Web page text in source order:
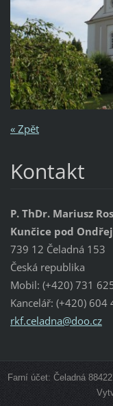
« Zpět
Kontakt
P. ThDr. Mariusz
Kunčice pod
739 12 Čeladná 153
Česká republika
Mobil: (+420) 731
Kancelář: (+420) 604
rkf.celadna@doo.cz
Farní účet: Čeladná